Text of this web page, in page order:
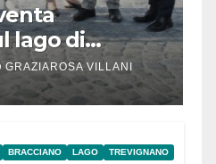
lago di
GRAZIAROSA VILLANI
BRACCIANO LAGO TREVIGNANO